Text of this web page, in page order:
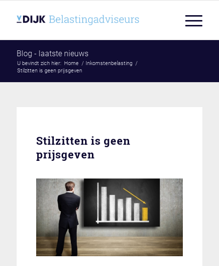
Blog - laatste nieuws
U bevindt zich hier: Home / Inkomstenbelasting /
Stilzitten is geen prijsgeven
Stilzitten is geen
prijsgeven